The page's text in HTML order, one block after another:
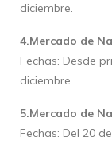
diciembre.
4.Mercado de
Fechas: Desde
diciembre.
5.Mercado de
Fechas: Del 20